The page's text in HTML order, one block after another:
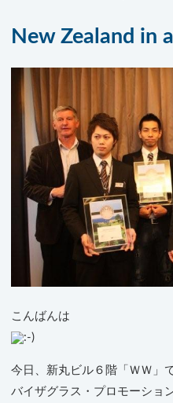
New Zealand in
こんばんは
今日、新丸ビル６階「ＷＷ」
バイザグラス・プロモーショ